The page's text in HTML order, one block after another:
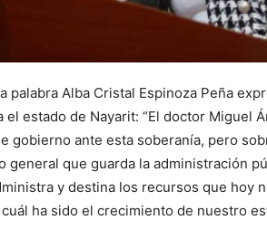
palabra Alba Cristal Espinoza Peña
el estado de Nayarit: “El doctor Miguel
gobierno ante esta soberanía, pero
general que guarda la administración
y destina los recursos que hoy
ha sido el crecimiento de nuestro